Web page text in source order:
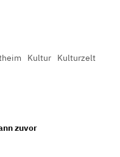
Kultur
Kulturzelt
zuvor